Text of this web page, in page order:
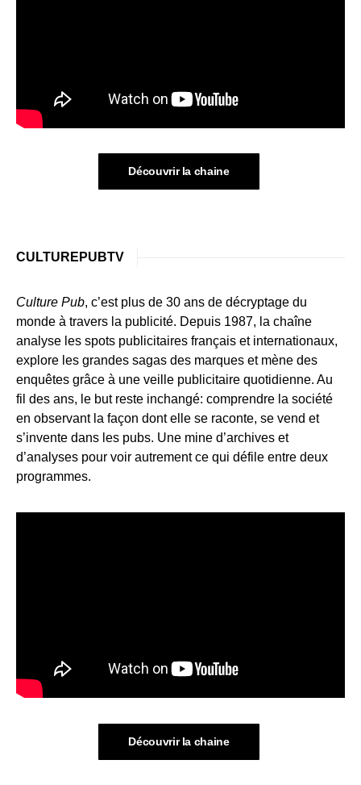
Découvrir la chaine
CULTUREPUBTV
Culture Pub, c’est plus de 30 ans de décryptage du
monde à travers la publicité. Depuis 1987, la chaîne
analyse les spots publicitaires français et internationaux,
explore les grandes sagas des marques et mène des
enquêtes grâce à une veille publicitaire quotidienne. Au
fil des ans, le but reste inchangé: comprendre la société
en observant la façon dont elle se raconte, se vend et
s’invente dans les pubs. Une mine d’archives et
d’analyses pour voir autrement ce qui défile entre deux
programmes.
Découvrir la chaine